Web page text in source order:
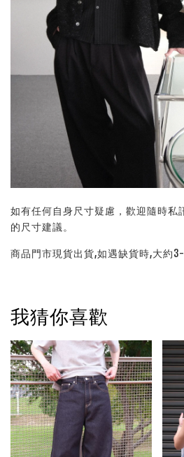
如有任何自身尺寸疑慮，歡迎隨時私
的尺寸建議。
商品門市現貨出貨,如遇缺貨時,大約
我猜你喜歡